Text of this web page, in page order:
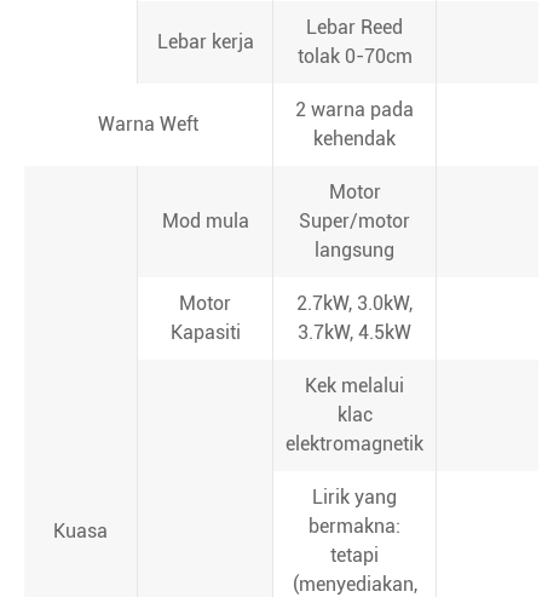
Lebar kerja
Lebar Reed
tolak 0-70cm
Warna Weft
2 warna pada
kehendak
Kuasa
Mod mula
Motor
Super/motor
langsung
Motor
Kapasiti
2.7kW, 3.0kW,
3.7kW, 4.5kW
Kek melalui
klac
elektromagnetik
Lirik yang
bermakna:
tetapi
(menyediakan,